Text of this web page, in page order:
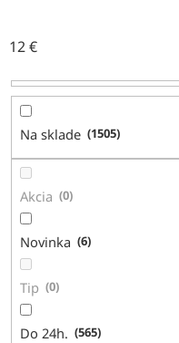
e
r
o
k
12€
Na sklade 1505
Akcia 0
Novinka 6
Tip 0
Do 24h. 565